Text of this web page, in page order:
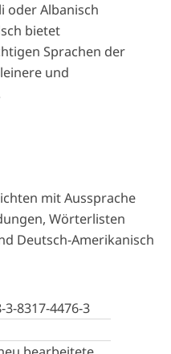
oder Albanisch
bietet
Sprachen der
und
mit Aussprache
Wörterlisten
Deutsch-Amerikanisch
3-8317-4476-3